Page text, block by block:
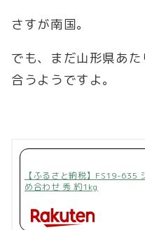
さすが南国。
でも、まだ山形県あ
合うようですよ。
【ふるさと納税】FS19-635
め合わせ 秀 約1kg